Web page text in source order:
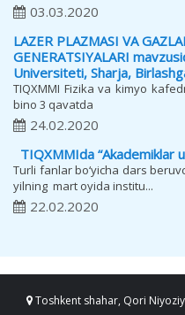
03.03.2020
LAZER PLAZMASI VA
GENERATSIYALARI
Universiteti, Sharja,
TIQXMMI Fizika va kimyo
bino 3 qavatda
24.02.2020
TIQXMMIda “Akademiklar
Turli fanlar bo‘yicha dars
yilning mart oyida institu...
22.02.2020
Toshkent shahar, Qori